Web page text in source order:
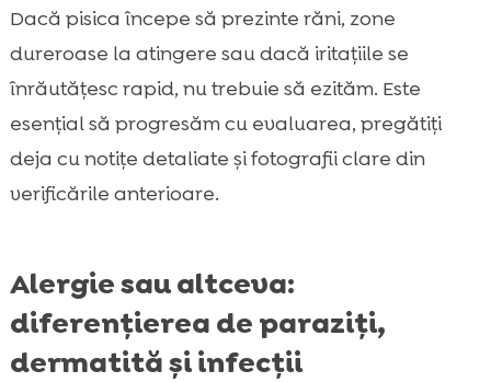
Dacă pisica începe să prezinte răni, zone
dureroase la atingere sau dacă iritațiile se
înrăutățesc rapid, nu trebuie să ezităm. Este
esențial să progresăm cu evaluarea, pregătiți
deja cu notițe detaliate și fotografii clare din
verificările anterioare.
Alergie sau altceva:
diferențierea de paraziți,
dermatită și infecții